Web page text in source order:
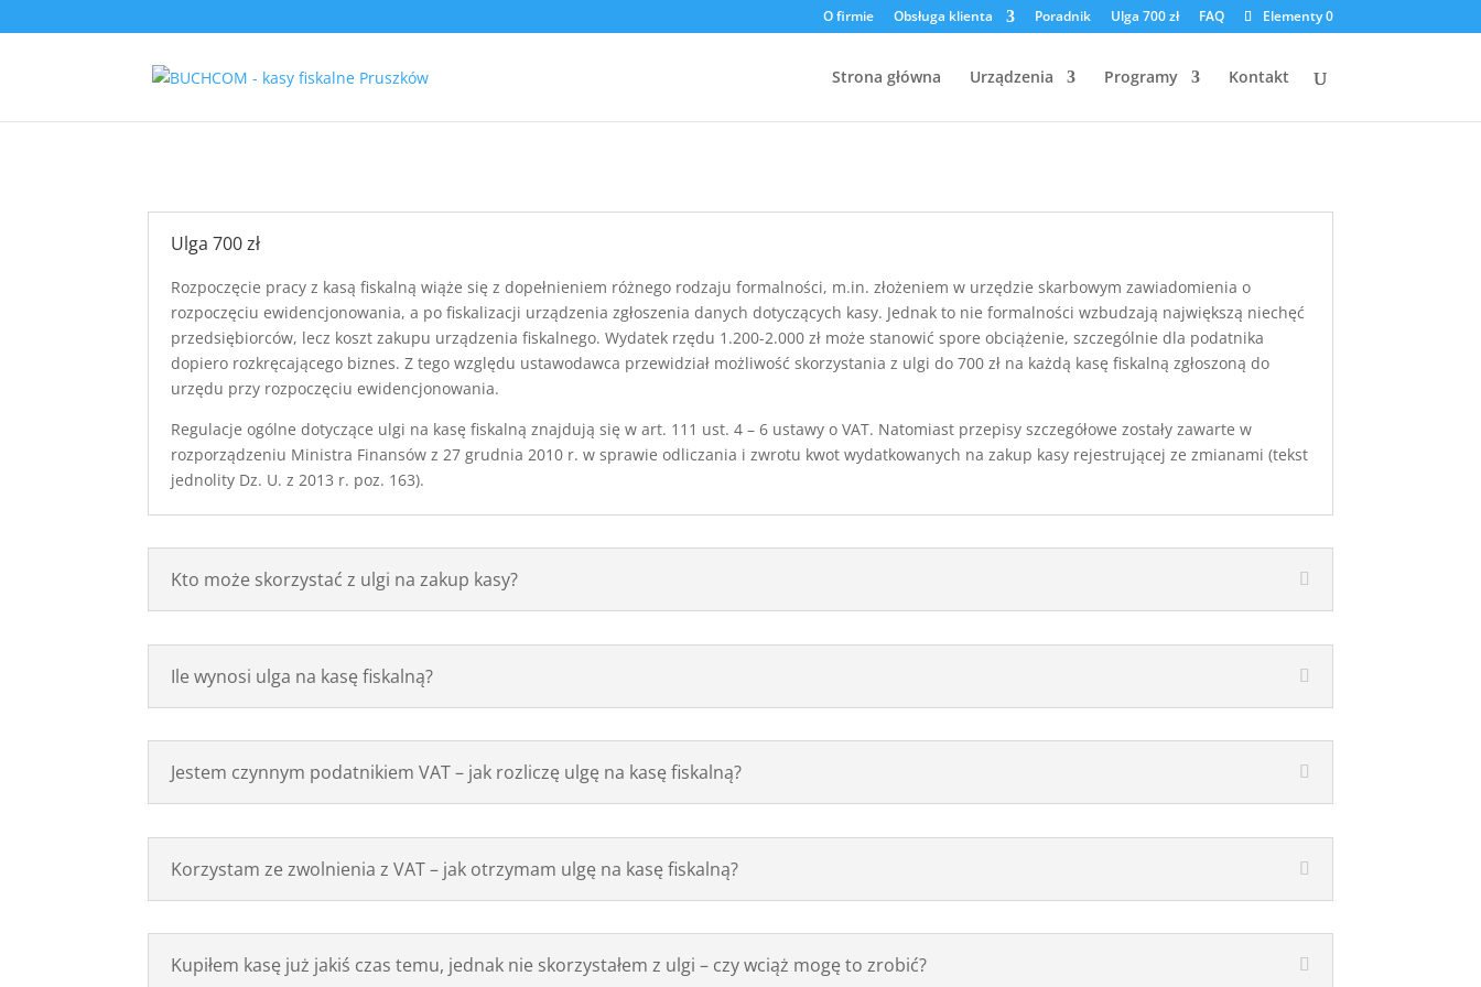
O firmie Obsługa klienta Poradnik Ulga 700 zł FAQ Elementy 0
Strona główna Urządzenia Programy Kontakt
Ulga 700 zł
Rozpoczęcie pracy z kasą fiskalną wiąże się z dopełnieniem różnego rodzaju formalności, m.in. złożeniem w urzędzie skarbowym zawiadomienia o
rozpoczęciu ewidencjonowania, a po fiskalizacji urządzenia zgłoszenia danych dotyczących kasy. Jednak to nie formalności wzbudzają największą niechęć
przedsiębiorców, lecz koszt zakupu urządzenia fiskalnego. Wydatek rzędu 1.200-2.000 zł może stanowić spore obciążenie, szczególnie dla podatnika
dopiero rozkręcającego biznes. Z tego względu ustawodawca przewidział możliwość skorzystania z ulgi do 700 zł na każdą kasę fiskalną zgłoszoną do
urzędu przy rozpoczęciu ewidencjonowania.
Regulacje ogólne dotyczące ulgi na kasę fiskalną znajdują się w art. 111 ust. 4 – 6 ustawy o VAT. Natomiast przepisy szczegółowe zostały zawarte w
rozporządzeniu Ministra Finansów z 27 grudnia 2010 r. w sprawie odliczania i zwrotu kwot wydatkowanych na zakup kasy rejestrującej ze zmianami (tekst
jednolity Dz. U. z 2013 r. poz. 163).
Kto może skorzystać z ulgi na zakup kasy?
Ile wynosi ulga na kasę fiskalną?
Jestem czynnym podatnikiem VAT – jak rozliczę ulgę na kasę fiskalną?
Korzystam ze zwolnienia z VAT – jak otrzymam ulgę na kasę fiskalną?
Kupiłem kasę już jakiś czas temu, jednak nie skorzystałem z ulgi – czy wciąż mogę to zrobić?